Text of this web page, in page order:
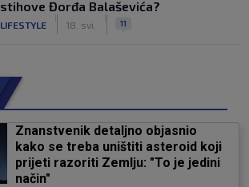
stihove Đorđa Balaševića?
LIFESTYLE 18. svi. 11
Znanstvenik detaljno objasnio
kako se treba uništiti asteroid koji
prijeti razoriti Zemlju: "To je jedini
način"